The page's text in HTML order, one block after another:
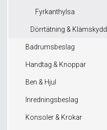
Fyrkanthylsa
Dörrtätning & Klämskydd
Badrumsbeslag
Handtag & Knoppar
Ben & Hjul
Inredningsbeslag
Konsoler & Krokar